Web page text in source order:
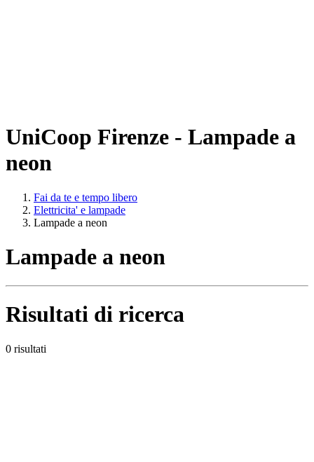
UniCoop Firenze - Lampade a
neon
Fai da te e tempo libero
Elettricita' e lampade
Lampade a neon
Lampade a neon
Risultati di ricerca
0 risultati